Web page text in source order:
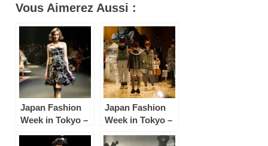
Vous Aimerez Aussi :
Japan Fashion
Week in Tokyo –
Japan Fashion
Week in Tokyo –